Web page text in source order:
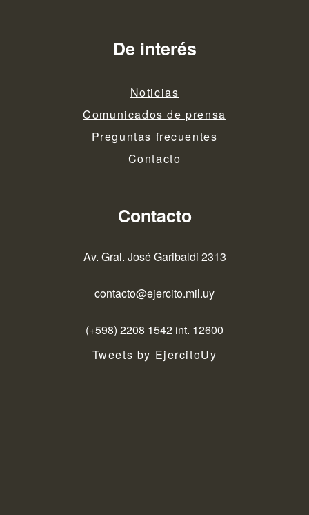
De interés
Noticias
Comunicados de prensa
Preguntas frecuentes
Contacto
Contacto
Av. Gral. José Garibaldi 2313
contacto@ejercito.mil.uy
(+598) 2208 1542 int. 12600
Tweets by EjercitoUy